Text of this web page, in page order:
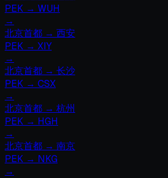
PEK → WUH
→
北京首都 → 西安
PEK → XIY
→
北京首都 → 长沙
PEK → CSX
→
北京首都 → 杭州
PEK → HGH
→
北京首都 → 南京
PEK → NKG
→